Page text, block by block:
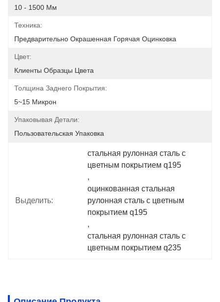
10 - 1500 Мм
Техника:
Предварительно Окрашенная Горячая Оцинковка
Цвет:
Клиенты Образцы Цвета
Толщина Заднего Покрытия:
5~15 Микрон
Упаковывая Детали:
Пользовательская Упаковка
Выделить:
стальная рулонная сталь с
цветным покрытием q195
,
оцинкованная стальная
рулонная сталь с цветным
покрытием q195
,
стальная рулонная сталь с
цветным покрытием q235